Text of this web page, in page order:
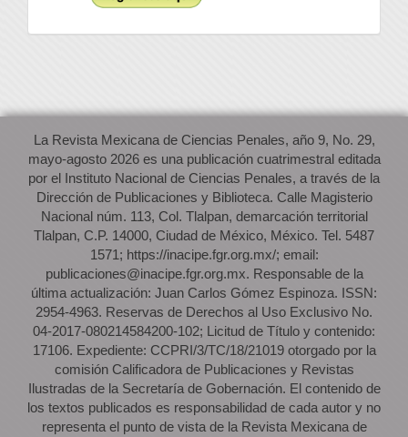
La Revista Mexicana de Ciencias Penales, año 9, No. 29,
mayo-agosto 2026 es una publicación cuatrimestral editada
por el Instituto Nacional de Ciencias Penales, a través de la
Dirección de Publicaciones y Biblioteca. Calle Magisterio
Nacional núm. 113, Col. Tlalpan, demarcación territorial
Tlalpan, C.P. 14000, Ciudad de México, México. Tel. 5487
1571; https://inacipe.fgr.org.mx/; email:
publicaciones@inacipe.fgr.org.mx. Responsable de la
última actualización: Juan Carlos Gómez Espinoza. ISSN:
2954-4963. Reservas de Derechos al Uso Exclusivo No.
04-2017-080214584200-102; Licitud de Título y contenido:
17106. Expediente: CCPRI/3/TC/18/21019 otorgado por la
comisión Calificadora de Publicaciones y Revistas
Ilustradas de la Secretaría de Gobernación. El contenido de
los textos publicados es responsabilidad de cada autor y no
representa el punto de vista de la Revista Mexicana de